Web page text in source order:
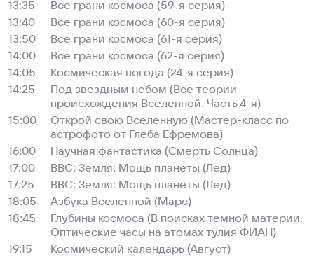
13:35
Все грани космоса (59-я серия)
13:40
Все грани космоса (60-я серия)
13:50
Все грани космоса (61-я серия)
14:00
Все грани космоса (62-я серия)
14:05
Космическая погода (24-я серия)
14:25
Под звездным небом (Все теории
происхождения Вселенной. Часть 4-я)
15:00
Открой свою Вселенную (Мастер-класс по
астрофото от Глеба Ефремова)
16:00
Научная фантастика (Смерть Солнца)
17:00
BBC: Земля: Мощь планеты (Лед)
17:25
BBC: Земля: Мощь планеты (Лед)
18:05
Азбука Вселенной (Марс)
18:45
Глубины космоса (В поисках темной материи.
Оптические часы на атомах тулия ФИАН)
19:15
Космический календарь (Август)